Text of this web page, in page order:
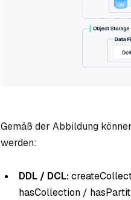
Gemäß der Abbildung
werden:
DDL / DCL:
hasCollection /